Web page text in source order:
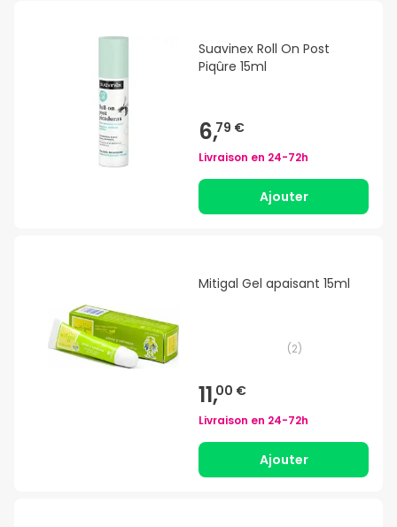
Suavinex Roll On Post
Piqûre 15ml
6,79 €
Livraison en 24-72h
Ajouter
Mitigal Gel apaisant 15ml
(2)
11,00 €
Livraison en 24-72h
Ajouter